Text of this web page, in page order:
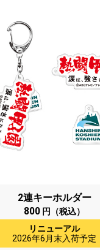
2連キーホルダー
800 円（税込）
リニューアル
2026年6月末入荷予定